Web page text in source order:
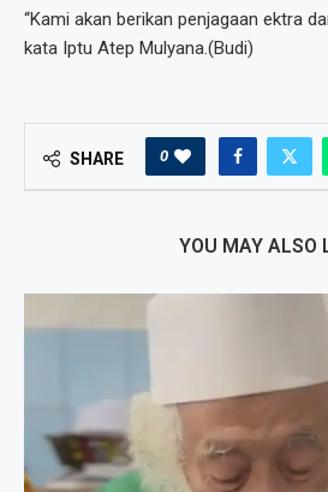
“Kami akan berikan penjagaan ektra
kata Iptu Atep Mulyana.(Budi)
SHARE 0
YOU MAY ALSO